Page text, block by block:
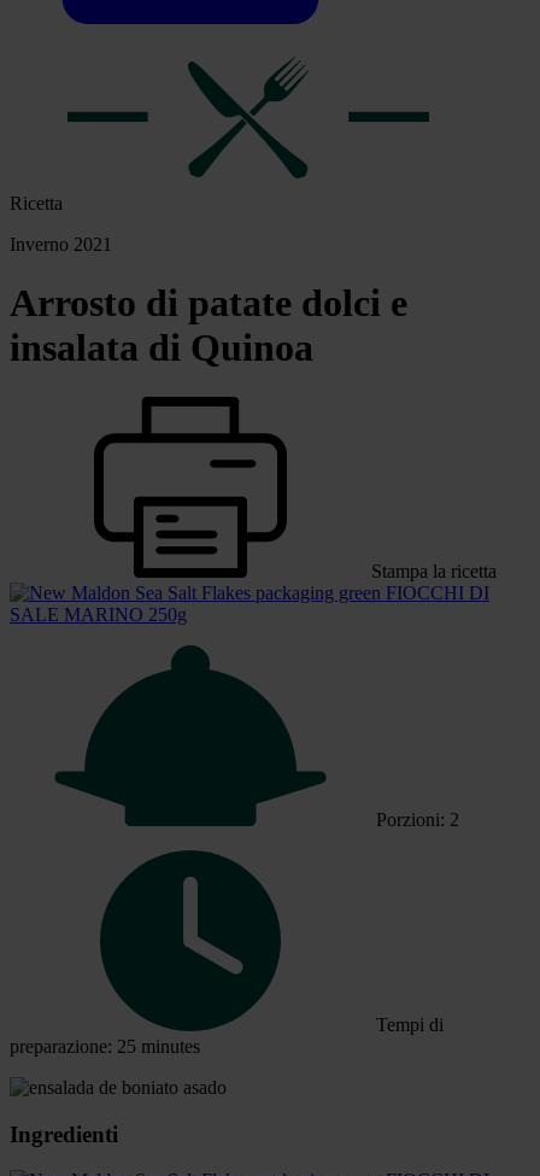
Ricetta
Inverno 2021
Arrosto di patate dolci e
insalata di Quinoa
Stampa la ricetta
FIOCCHI DI
SALE MARINO 250g
Porzioni: 2
Tempi di
preparazione: 25 minutes
Ingredienti